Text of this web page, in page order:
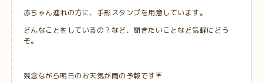
赤ちゃん連れの方に、手形スタンプを用意しています。
どんなことをしているの？など、聞きたいことなど気軽にどう
ぞ。
残念ながら明日のお天気が雨の予報です☔